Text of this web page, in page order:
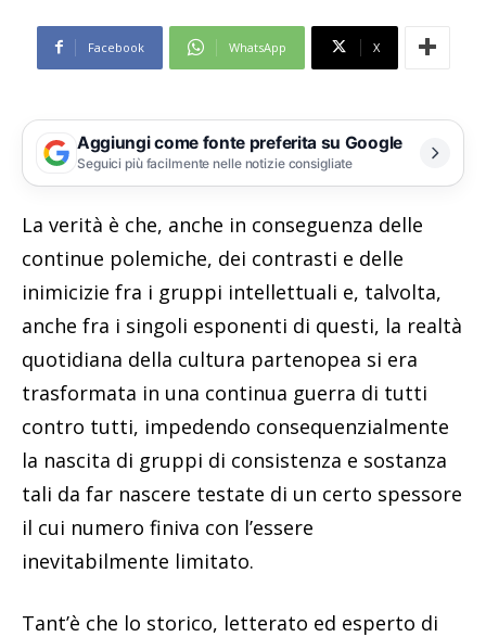
Facebook WhatsApp X
Aggiungi come fonte preferita su Google
Seguici più facilmente nelle notizie consigliate
La verità è che, anche in conseguenza delle
continue polemiche, dei contrasti e delle
inimicizie fra i gruppi intellettuali e, talvolta,
anche fra i singoli esponenti di questi, la realtà
quotidiana della cultura partenopea si era
trasformata in una continua guerra di tutti
contro tutti, impedendo consequenzialmente
la nascita di gruppi di consistenza e sostanza
tali da far nascere testate di un certo spessore
il cui numero finiva con l’essere
inevitabilmente limitato.
Tant’è che lo storico, letterato ed esperto di